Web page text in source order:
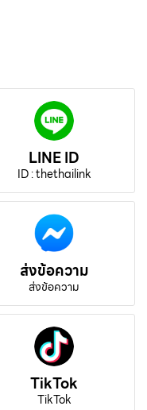
LINE ID
ID : thethailink
ส่งข้อความ
ส่งข้อความ
TikTok
TikTok